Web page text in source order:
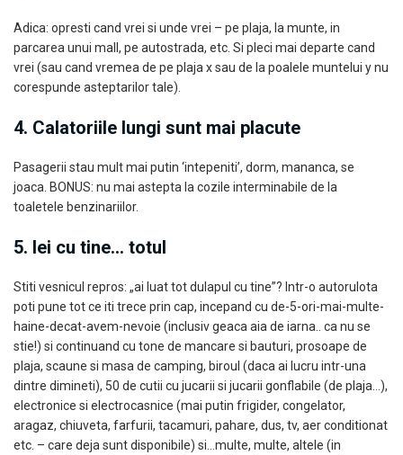
Adica: opresti cand vrei si unde vrei – pe plaja, la munte, in
parcarea unui mall, pe autostrada, etc. Si pleci mai departe cand
vrei (sau cand vremea de pe plaja x sau de la poalele muntelui y nu
corespunde asteptarilor tale).
4. Calatoriile lungi sunt mai placute
Pasagerii stau mult mai putin ‘intepeniti’, dorm, mananca, se
joaca. BONUS: nu mai astepta la cozile interminabile de la
toaletele benzinariilor.
5. Iei cu tine… totul
Stiti vesnicul repros: „ai luat tot dulapul cu tine”? Intr-o autorulota
poti pune tot ce iti trece prin cap, incepand cu de-5-ori-mai-multe-
haine-decat-avem-nevoie (inclusiv geaca aia de iarna.. ca nu se
stie!) si continuand cu tone de mancare si bauturi, prosoape de
plaja, scaune si masa de camping, biroul (daca ai lucru intr-una
dintre dimineti), 50 de cutii cu jucarii si jucarii gonflabile (de plaja…),
electronice si electrocasnice (mai putin frigider, congelator,
aragaz, chiuveta, farfurii, tacamuri, pahare, dus, tv, aer conditionat
etc. – care deja sunt disponibile) si…multe, multe, altele (in